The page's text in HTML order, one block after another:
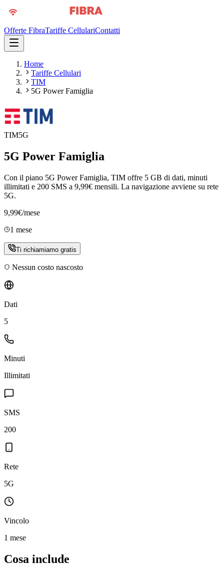
Offerte FibraTariffe CellulariContatti
Home
Tariffe Cellulari
TIM
5G Power Famiglia
TIM5G
5G Power Famiglia
Con il piano 5G Power Famiglia, TIM offre 5 GB di dati, minuti
illimitati e 200 SMS a 9,99€ mensili. La navigazione avviene su rete
5G.
9,99€/mese
1 mese
Ti richiamiamo gratis
Nessun costo nascosto
Dati
5
Minuti
Illimitati
SMS
200
Rete
5G
Vincolo
1 mese
Cosa include